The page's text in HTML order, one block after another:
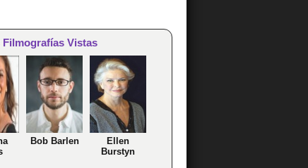
Filmografías Vistas
Bob Barlen
Ellen
Burstyn